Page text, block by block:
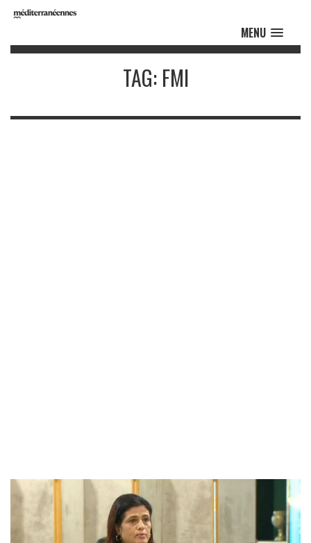
MENU
TAG: FMI